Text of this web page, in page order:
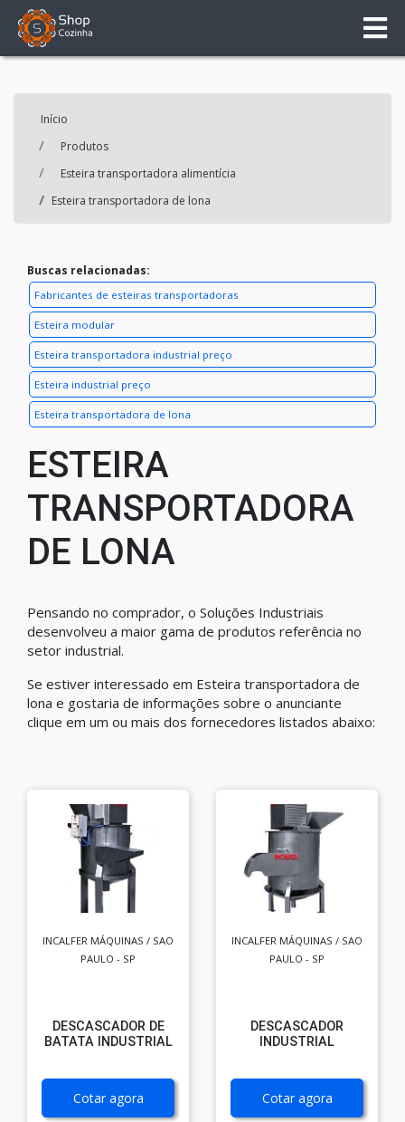
Início
Produtos
Esteira transportadora alimentícia
Esteira transportadora de lona
Buscas relacionadas:
Fabricantes de esteiras transportadoras
Esteira modular
Esteira transportadora industrial preço
Esteira industrial preço
Esteira transportadora de lona
ESTEIRA
TRANSPORTADORA
DE LONA
Pensando no comprador, o Soluções Industriais
desenvolveu a maior gama de produtos referência no
setor industrial.
Se estiver interessado em Esteira transportadora de
lona e gostaria de informações sobre o anunciante
clique em um ou mais dos fornecedores listados abaixo:
INCALFER MÁQUINAS / SAO
PAULO - SP
DESCASCADOR DE
BATATA INDUSTRIAL
Cotar agora
INCALFER MÁQUINAS / SAO
PAULO - SP
DESCASCADOR
INDUSTRIAL
Cotar agora